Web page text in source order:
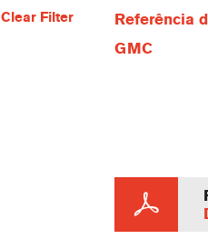
Clear Filter Referência
GMC